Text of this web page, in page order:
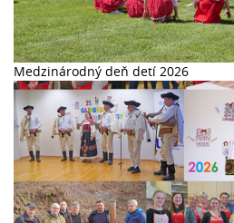
Medzinárodný deň detí 2026